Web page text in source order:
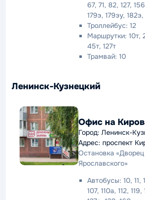
67, 71, 82, 127,
179э, 179эу,
Троллейбус: 12
Маршрутки: 10т,
45т, 127т
Трамвай: 10
Ленинск-Кузнецкий
Офис на
Город: Ленинск-
Адрес: проспект
Остановка
Ярославского»
Автобусы: 10, 11,
107, 110а, 112,